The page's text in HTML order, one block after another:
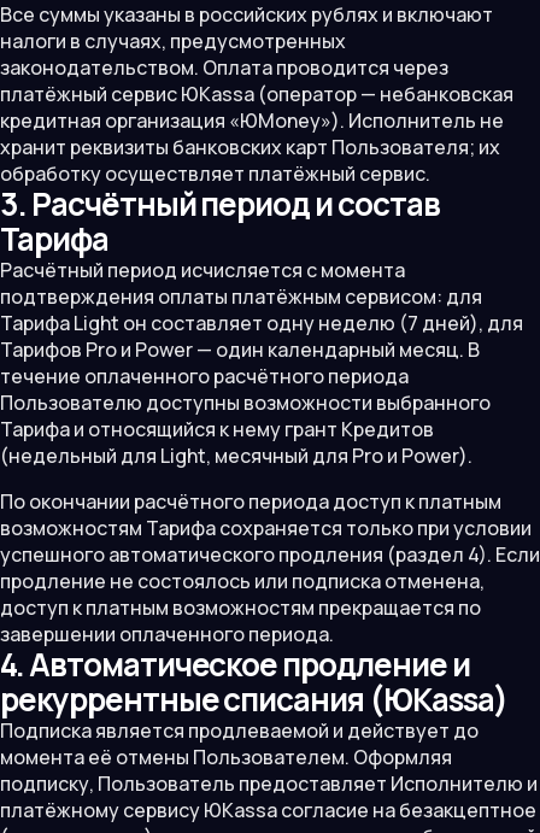
Все суммы указаны в российских рублях и включают
налоги в случаях, предусмотренных
законодательством. Оплата проводится через
платёжный сервис ЮKassa (оператор — небанковская
кредитная организация «ЮMoney»). Исполнитель не
хранит реквизиты банковских карт Пользователя; их
обработку осуществляет платёжный сервис.
3. Расчётный период и состав
Тарифа
Расчётный период исчисляется с момента
подтверждения оплаты платёжным сервисом: для
Тарифа Light он составляет одну неделю (7 дней), для
Тарифов Pro и Power — один календарный месяц. В
течение оплаченного расчётного периода
Пользователю доступны возможности выбранного
Тарифа и относящийся к нему грант Кредитов
(недельный для Light, месячный для Pro и Power).
По окончании расчётного периода доступ к платным
возможностям Тарифа сохраняется только при условии
успешного автоматического продления (раздел 4). Если
продление не состоялось или подписка отменена,
доступ к платным возможностям прекращается по
завершении оплаченного периода.
4. Автоматическое продление и
рекуррентные списания (ЮKassa)
Подписка является продлеваемой и действует до
момента её отмены Пользователем. Оформляя
подписку, Пользователь предоставляет Исполнителю и
платёжному сервису ЮKassa согласие на безакцептное